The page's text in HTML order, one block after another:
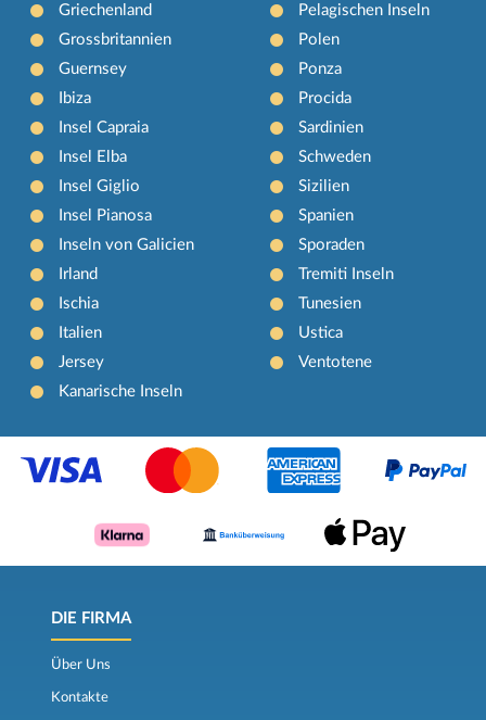
Griechenland
Grossbritannien
Guernsey
Ibiza
Insel Capraia
Insel Elba
Insel Giglio
Insel Pianosa
Inseln von Galicien
Irland
Ischia
Italien
Jersey
Kanarische Inseln
Pelagischen Inseln
Polen
Ponza
Procida
Sardinien
Schweden
Sizilien
Spanien
Sporaden
Tremiti Inseln
Tunesien
Ustica
Ventotene
DIE FIRMA
Über Uns
Kontakte